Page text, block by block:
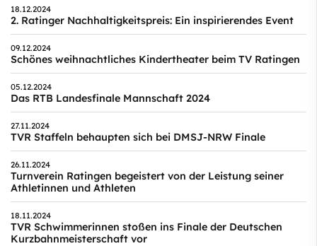
18.12.2024
2. Ratinger Nachhaltigkeitspreis: Ein inspirierendes Event
09.12.2024
Schönes weihnachtliches Kindertheater beim TV Ratingen
05.12.2024
Das RTB Landesfinale Mannschaft 2024
27.11.2024
TVR Staffeln behaupten sich bei DMSJ-NRW Finale
26.11.2024
Turnverein Ratingen begeistert von der Leistung seiner
Athletinnen und Athleten
18.11.2024
TVR Schwimmerinnen stoßen ins Finale der Deutschen
Kurzbahnmeisterschaft vor